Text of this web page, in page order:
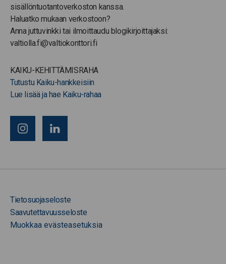
sisällöntuotantoverkoston kanssa.
Haluatko mukaan verkostoon?
Anna juttuvinkki tai ilmoittaudu blogikirjoittajaksi:
valtiolla.fi@valtiokonttori.fi
KAIKU-KEHITTÄMISRAHA
Tutustu Kaiku-hankkeisiin
Lue lisää ja hae Kaiku-rahaa
Tietosuojaseloste
Saavutettavuusseloste
Muokkaa evästeasetuksia